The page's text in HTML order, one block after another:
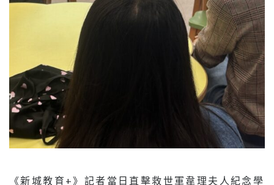
《新城教育+》記者當日直擊救世軍韋理夫人紀念學